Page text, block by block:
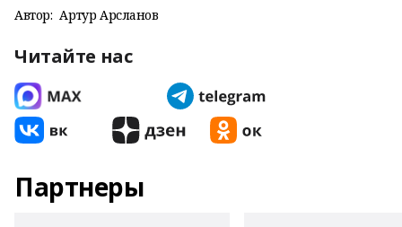
Автор: Артур Арсланов
Читайте нас
Партнеры